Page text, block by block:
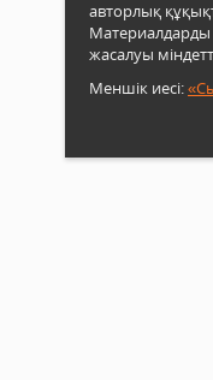
авторлық
Материалдарды
жасалуы
Меншік иесі: